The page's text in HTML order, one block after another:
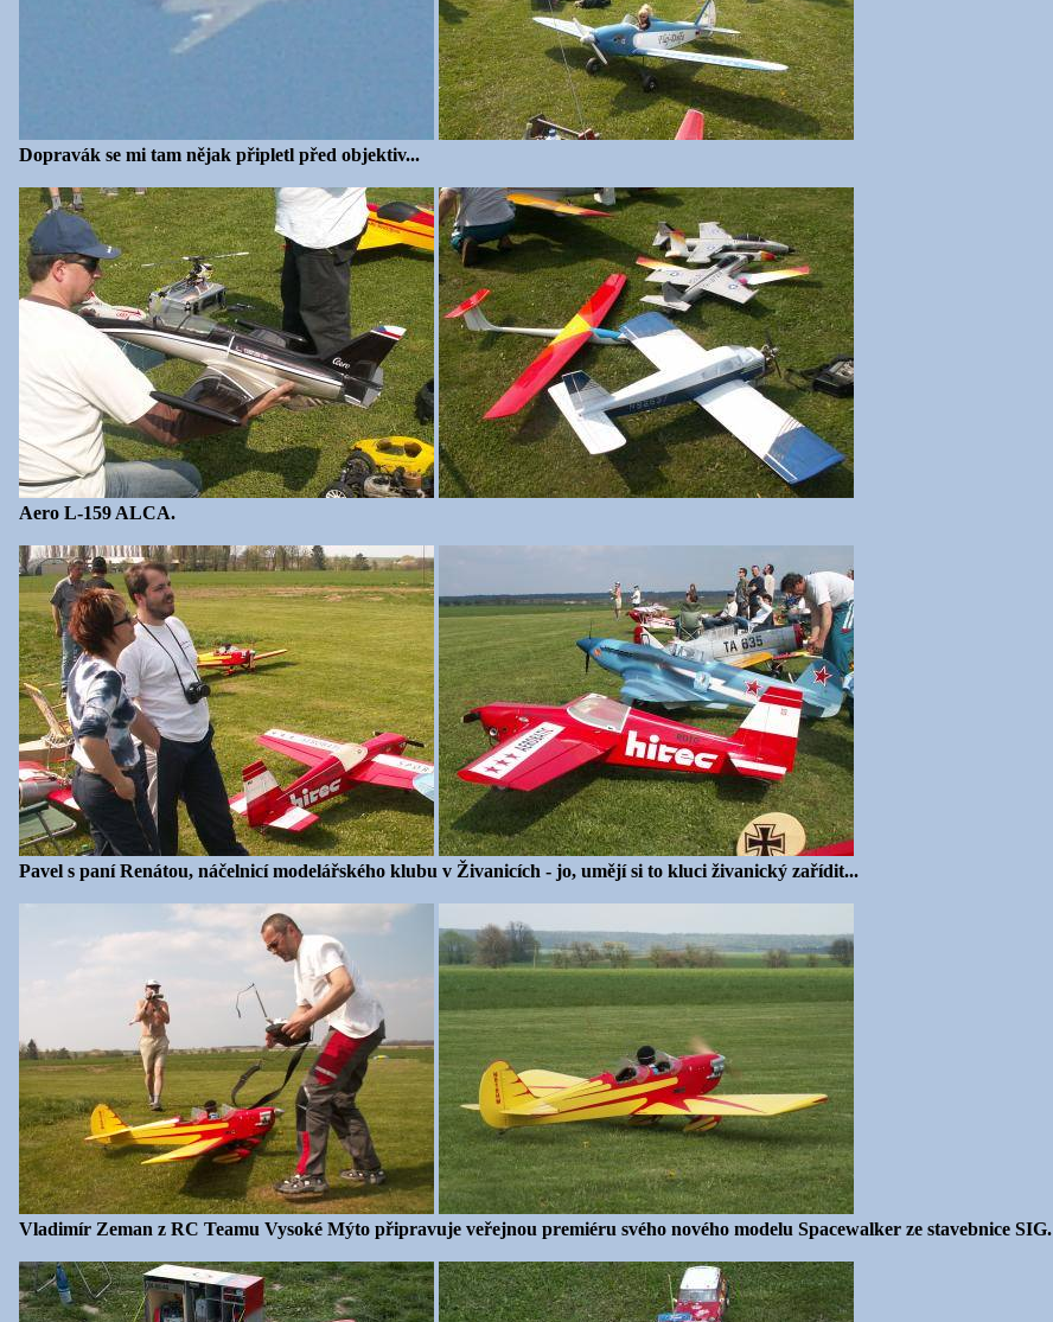
Dopravák se mi tam nějak připletl před objektiv...
Aero L-159 ALCA.
Pavel s paní Renátou, náčelnicí modelářského klubu v Živanicích - jo, umějí si to kluci živanický zařídit...
Vladimír Zeman z RC Teamu Vysoké Mýto připravuje veřejnou premiéru svého nového modelu Spacewalker ze stavebnice SIG.